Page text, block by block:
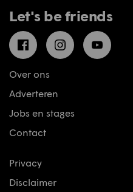
Let's be friends
FacebookInstagramYouTube
Over ons
Adverteren
Jobs en stages
Contact
Privacy
Disclaimer